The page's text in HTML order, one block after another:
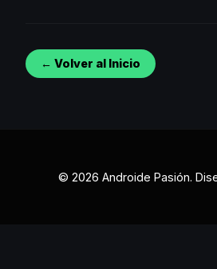
← Volver al Inicio
© 2026 Androide Pasión.